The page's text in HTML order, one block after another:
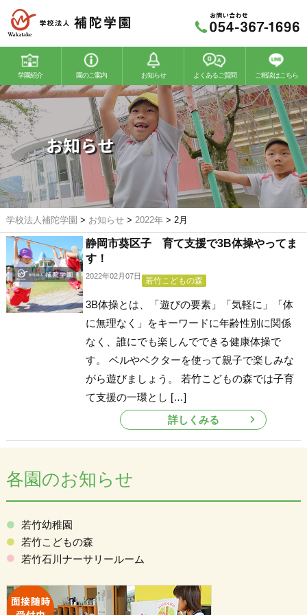
学園紹介 園のご案内
若竹幼稚園 若竹こどもの森
お知らせ よくあるご質問 ご相談はこちら
お知らせ
学校法人補陀学園 > お知らせ> 2022年> 2月
静岡市葵区子 育て支援で3B体操やってま
す！
2022年02月07日 若竹こどもの森
3B体操とは、「遊びの要素」「気軽に」「体
に無理なく」をキーワードに年齢性別に関係
なく、誰にでも楽しんでできる健康体操で
す。 ベルやベクターを使って親子で楽しみな
がら遊びましょう。 若竹こどもの森では子育
て支援の一環とし […]
詳しくみる
各園のお知らせ
若竹幼稚園
若竹こどもの森
若竹石川ナーサリールーム